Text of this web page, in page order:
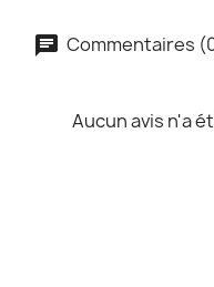
Commentaires
Aucun avis n'a